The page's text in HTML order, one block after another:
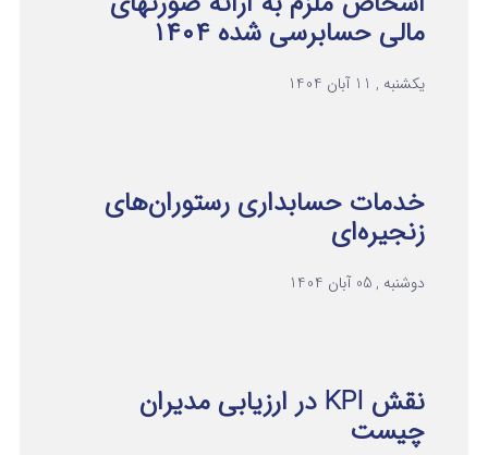
مالی حسابرسی شده ۱۴۰۴
یکشنبه , 11 آبان 1404
خدمات حسابداری رستوران‌های
زنجیره‌ای
دوشنبه , 05 آبان 1404
نقش KPI در ارزیابی مدیران
چیست